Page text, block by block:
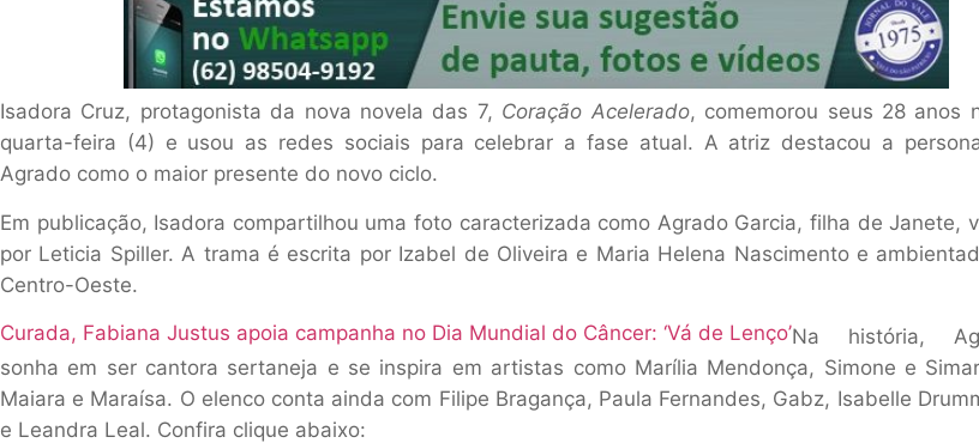
Isadora Cruz, protagonista da nova novela das 7, Coração Acelerado, comemorou seus 28 anos
quarta-feira (4) e usou as redes sociais para celebrar a fase atual. A atriz destacou a
Agrado como o maior presente do novo ciclo.
Em publicação, Isadora compartilhou uma foto caracterizada como Agrado Garcia, filha de Janete,
por Leticia Spiller. A trama é escrita por Izabel de Oliveira e Maria Helena Nascimento e
Centro-Oeste.
Curada, Fabiana Justus apoia campanha no Dia Mundial do Câncer: ‘Vá de Lenço’Na história,
sonha em ser cantora sertaneja e se inspira em artistas como Marília Mendonça, Simone e
Maiara e Maraísa. O elenco conta ainda com Filipe Bragança, Paula Fernandes, Gabz, Isabelle
e Leandra Leal. Confira clique abaixo: